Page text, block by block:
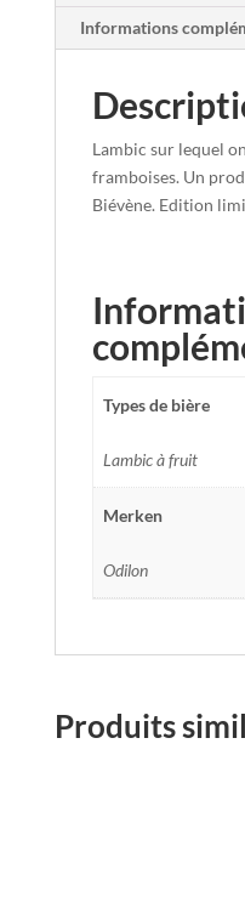
Informations
Lambic sur lequel
framboises. Un
Biévène. Edition
Types de bière
Lambic à fruit
Merken
Odilon
Produits